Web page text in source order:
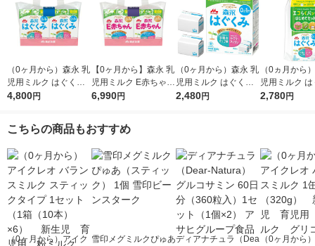
（0ヶ月から）森永 乳
児用ミルク はぐくみ
エコらくパックつめか
乳業 粉ミルク（イチ
4,800円
【0ヶ月から】森永 乳
児用ミルク E赤ちゃん
エコらくパックつめか
乳業 粉ミルク
6,990円
（0ヶ月から）森永 乳
児用ミルク はぐくみ
エコらくパック つめ
2,480円
（0ヵ月から
児用ミルク
エコらくパッ
ク
2,780円
こちらの商品もおすすめ
（0ヶ月から）アイク 雪印メグミルクぴゅあディアナチュラ（Dea （0ヶ月から